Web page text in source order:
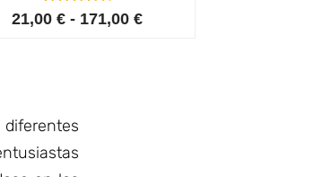
Valorado con
4.75
4
21,00€ - 171,00€